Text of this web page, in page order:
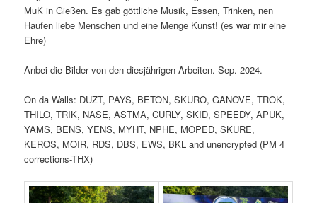
MuK in Gießen. Es gab göttliche Musik, Essen, Trinken, nen
Haufen liebe Menschen und eine Menge Kunst! (es war mir eine
Ehre)
Anbei die Bilder von den diesjährigen Arbeiten. Sep. 2024.
On da Walls: DUZT, PAYS, BETON, SKURO, GANOVE, TROK,
THILO, TRIK, NASE, ASTMA, CURLY, SKID, SPEEDY, APUK,
YAMS, BENS, YENS, MYHT, NPHE, MOPED, SKURE,
KEROS, MOIR, RDS, DBS, EWS, BKL and unencrypted (PM 4
corrections-THX)